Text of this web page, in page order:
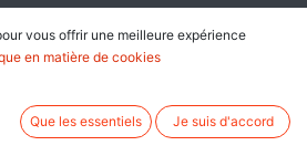
vous offrir une meilleure expérience
en matière de cookies
Que les essentiels Je suis d'accord